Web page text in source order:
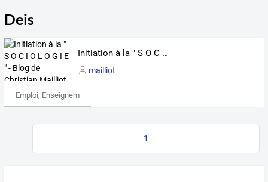
Deis
Initiation à la " S O C I O L O G I E " - Blog de Christian Mailliot
mailliot
Emploi, Enseignement & Etudes
1